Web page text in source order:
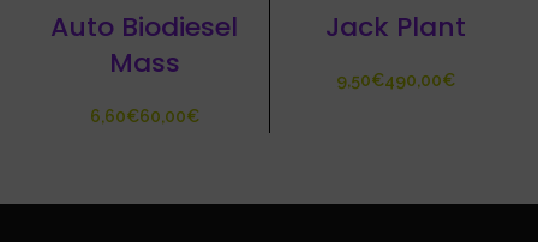
Auto Biodiesel
Mass
€ €
Jack Plant
€ €